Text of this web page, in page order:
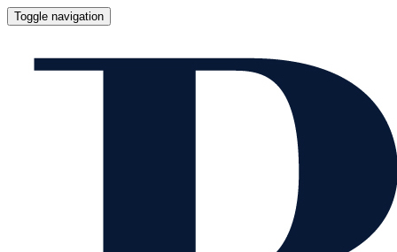
Toggle navigation